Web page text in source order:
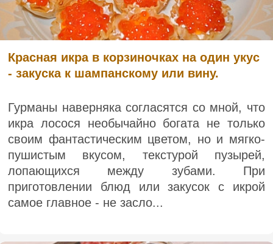
Красная икра в корзиночках на один укус
- закуска к шампанскому или вину.
Гурманы наверняка согласятся со мной, что
икра лосося необычайно богата не только
своим фантастическим цветом, но и мягко-
пушистым вкусом, текстурой пузырей,
лопающихся между зубами. При
приготовлении блюд или закусок с икрой
самое главное - не засло...